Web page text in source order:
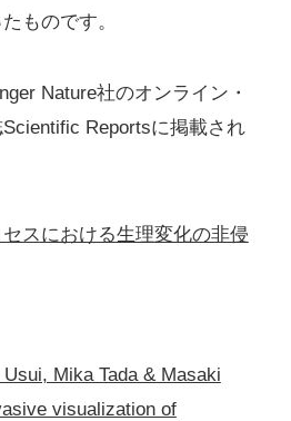
ものです。
Nature社のオンライン・
Reportsに掲載され
スにおける生理変化の非侵
Usui, Mika Tada & Masaki
visualization of